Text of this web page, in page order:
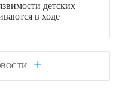
детских
в ходе